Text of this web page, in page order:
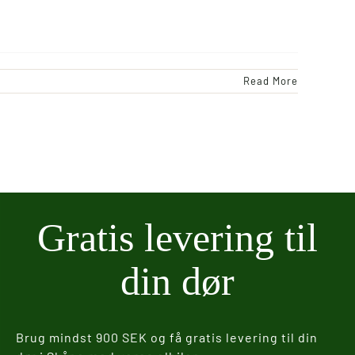
Read More
Gratis levering til
din dør
Brug mindst 900 SEK og få gratis levering til din